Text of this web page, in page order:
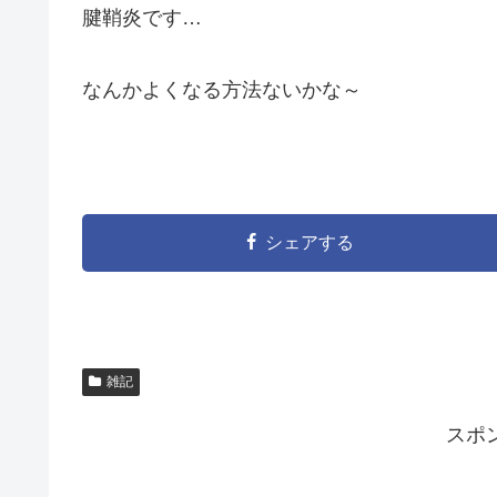
腱鞘炎です…
なんかよくなる方法ないかな～
シェアする
雑記
スポ